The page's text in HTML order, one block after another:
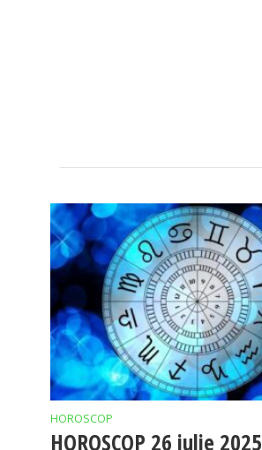
HOROSCOP
HOROSCOP 26 iulie 2025